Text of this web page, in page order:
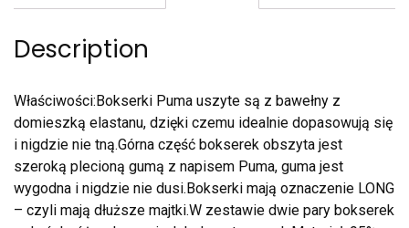
Description
Właściwości:Bokserki Puma uszyte są z bawełny z
domieszką elastanu, dzięki czemu idealnie dopasowują się
i nigdzie nie tną.Górna część bokserek obszyta jest
szeroką plecioną gumą z napisem Puma, guma jest
wygodna i nigdzie nie dusi.Bokserki mają oznaczenie LONG
– czyli mają dłuższe majtki.W zestawie dwie pary bokserek